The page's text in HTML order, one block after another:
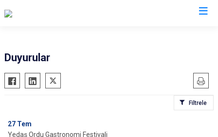
Akkuş
Aybastı
Çatalpınar
Duyurular
Filtrele
27 Tem
Yedaş Ordu Gastronomi Festivali